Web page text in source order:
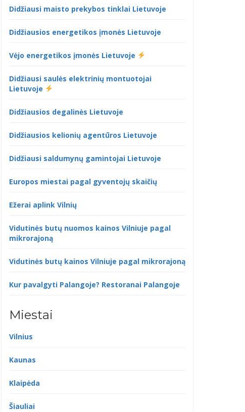
Didžiausi maisto prekybos tinklai Lietuvoje
Didžiausios energetikos įmonės Lietuvoje
Vėjo energetikos įmonės Lietuvoje
Didžiausi saulės elektrinių montuotojai
Lietuvoje
Didžiausios degalinės Lietuvoje
Didžiausios kelionių agentūros Lietuvoje
Didžiausi saldumynų gamintojai Lietuvoje
Europos miestai pagal gyventojų skaičių
Ežerai aplink Vilnių
Vidutinės butų nuomos kainos Vilniuje pagal
mikrorajoną
Vidutinės butų kainos Vilniuje pagal mikrorajoną
Kur pavalgyti Palangoje? Restoranai Palangoje
Miestai
Vilnius
Kaunas
Klaipėda
Šiauliai